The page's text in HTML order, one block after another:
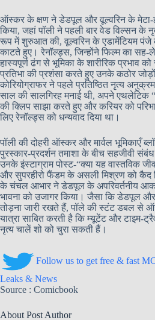
ऑस्कर के क्षण ने डेडपूल और वूल्वरिन के मेटा-
किया, जहां पॉली ने पहली बार वेड विल्सन के
रूप में शुरुआत की, वूल्वरिन के एडामेंटियम पंजे
काटते हुए। रेनॉल्ड्स, जिन्होंने फिल्म का सह-
हास्यपूर्ण ढंग से भूमिका के शारीरिक प्रभाव को
प्रतिभा की प्रशंसा करते हुए उनके कठोर
कोरियोग्राफर ने पहले प्रतिष्ठित नृत्य
साल की सालगिरह मनाई थी, अपने एथलेटिक
की क्लिप साझा करते हुए और करियर को
लिए रेनॉल्ड्स को धन्यवाद दिया था।
पॉली की दोहरी ऑस्कर और मार्वल भूमिकाएँ
पुरस्कार-प्रदर्शन तमाशा के बीच सहजीवी
उनके इंस्टाग्राम पोस्ट-“क्या यह वास्तविक
और सुपरहीरो फैंडम के असली मिश्रण को कैद
के चंचल आभार ने डेडपूल के अपरिवर्तनीय
भावना को उजागर किया। जैसा कि डेडपूल और
तोड़ना जारी रखते हैं, पॉले की स्टंट डबल से
यात्रा साबित करती है कि म्यूटेंट और टाइम-
नृत्य चालें शो को चुरा सकती हैं।
Follow us to get free & fast
Leaks & News
Source : Comicbook
About Post Author